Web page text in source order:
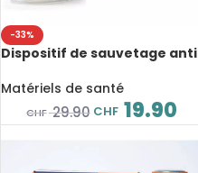
-33%
Dispositif de sauvetage anti
premiers soins
Matériels de santé
CHF29.90 CHF 19.90